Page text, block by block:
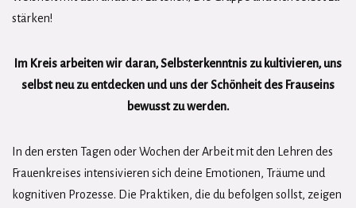
stärken!
Im Kreis arbeiten wir daran, Selbsterkenntnis zu kultivieren, uns
selbst neu zu entdecken und uns der Schönheit des Frauseins
bewusst zu werden.
In den ersten Tagen oder Wochen der Arbeit mit den Lehren des
Frauenkreises intensivieren sich deine Emotionen, Träume und
kognitiven Prozesse. Die Praktiken, die du befolgen sollst, zeigen